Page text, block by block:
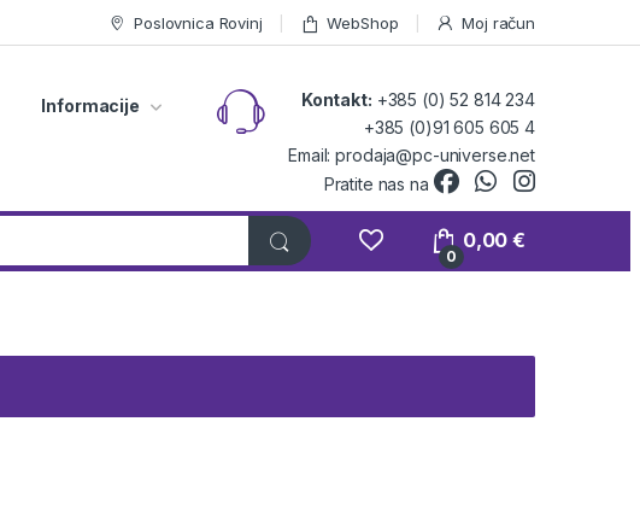
Poslovnica Rovinj WebShop Moj račun
Informacije Kontakt: +385 (0) 52 814 234
+385 (0)91 605 605 4
Email: prodaja@pc-universe.net
Pratite nas na
0
0,00€